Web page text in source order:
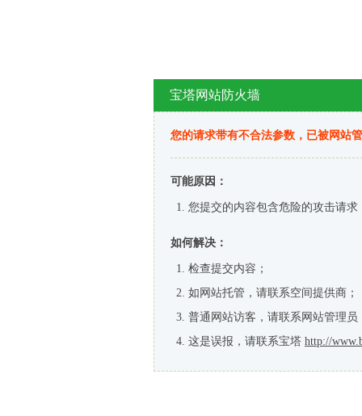
宝塔网站防火墙
您的请求带有不合法参数，已被网站
可能原因：
您提交的内容包含危险的攻击请求
如何解决：
检查提交内容；
如网站托管，请联系空间提供商；
普通网站访客，请联系网站管理员
这是误报，请联系宝塔 http://